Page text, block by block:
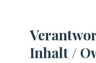
Inhalt /